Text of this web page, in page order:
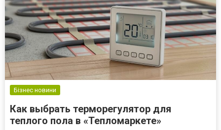
Бізнес новини
Как выбрать терморегулятор для
теплого пола в «Тепломаркете»